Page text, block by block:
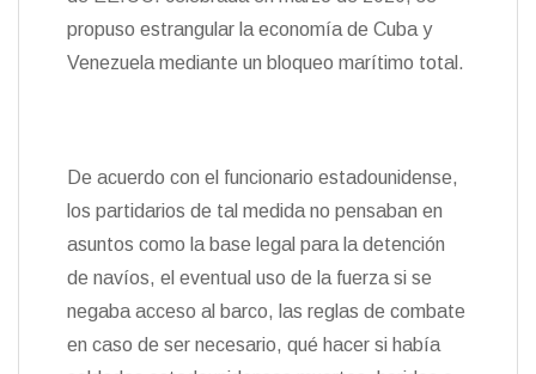
propuso estrangular la economía de Cuba y
Venezuela mediante un bloqueo marítimo total.
De acuerdo con el funcionario estadounidense,
los partidarios de tal medida no pensaban en
asuntos como la base legal para la detención
de navíos, el eventual uso de la fuerza si se
negaba acceso al barco, las reglas de combate
en caso de ser necesario, qué hacer si había